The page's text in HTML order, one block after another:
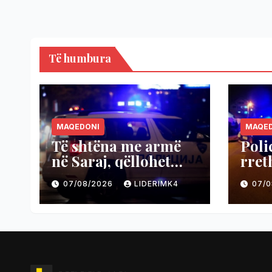
Të humbura
MAQEDONI
Të shtëna me armë
në Saraj, qëllohet
vetura, shpëtuan dy
persona
07/08/2026 LIDERIMK4 07/